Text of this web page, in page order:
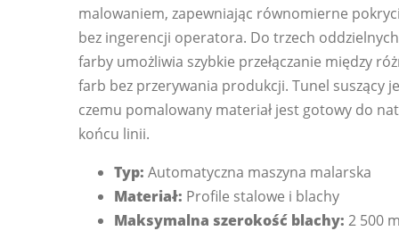
malowaniem, zapewniając równomierne
bez ingerencji operatora. Do trzech
farby umożliwia szybkie przełączanie między
farb bez przerywania produkcji. Tunel suszący
czemu pomalowany materiał jest gotowy do
końcu linii.
Typ: Automatyczna maszyna malarska
Materiał: Profile stalowe i blachy
Maksymalna szerokość blachy: 2 500